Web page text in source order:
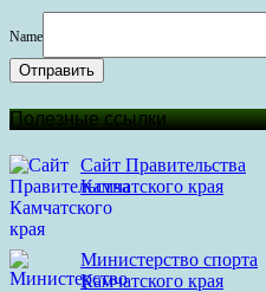
Name
Отправить
Полезные ссылки
Сайт Правительства
Камчатского края
Министерство спорта
Камчатского края